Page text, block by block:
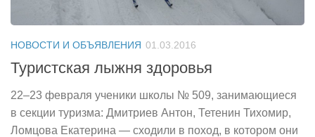
НОВОСТИ И ОБЪЯВЛЕНИЯ 01.03.2016
Туристская лыжня здоровья
22–23 февраля ученики школы № 509, занимающиеся
в секции туризма: Дмитриев Антон, Тетенин Тихомир,
Ломцова Екатерина — сходили в поход, в котором они